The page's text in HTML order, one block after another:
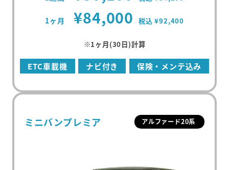
1ヶ月 ¥84,000 税込 ¥92,400
※1ヶ月(30日)計算
ETC車載機 ナビ付き 保険・メンテ込み
ミニバンプレミア アルファード20系